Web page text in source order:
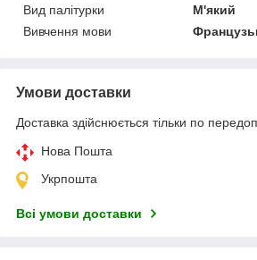
Вид палітурки
М'який
Вивчення мови
Умови доставки
Доставка здійснюється тільки по
Нова Пошта
Укрпошта
Всі умови доставки